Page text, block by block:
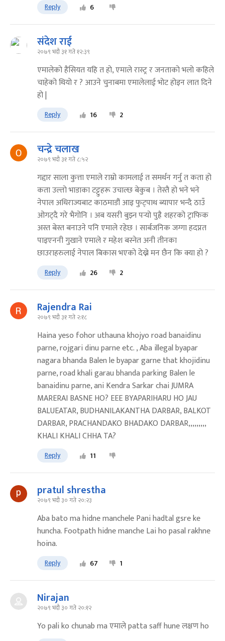
Reply 6
संदेश राई
२०७९ भदौ ३१ गते १२:३९
एमालेको हैसियत यहि त हो, एमाले रास्ट्र र जनताको भलो कहिले
चाहेको थियो र ? आउने चुनाबमा एमालेलाई भोट होइन लात दिने
हो |
Reply 16 2
चन्द्रे चलाख
२०७९ भदौ ३१ गते ८:५२
गद्दार साला कुत्ता एमाले राम्रो कामलाई त समर्थन गर्नु त कता हो
कता उल्तो भाडाका टट्टुहरू उचाल्छ बेकुब । तेस्तै हो भने भने
नेपाल अधिराज्यबाट काठमाडौं आइ फुट्पाथ ब्यापार भन्दै ठाउँ
ओगट्दै गरे भैगोनि । अब यसरी बुझ्न पर्‍यो पुह्रै शहरको ट्राफिक
अस्त बेस्त बनाउने पनि एमाले रहेछ । सार्बजनिक जग्गा हदप्नत
पाइएननी गुखाने एमाले र महेश बस्नेत अनी तीनका
छाउराहरुलाई नेपाल बिकास भएको देख्ने मन छैन कि क्या हो ?
Reply 26 2
Rajendra Rai
२०७९ भदौ ३१ गते २:१८
Haina yeso fohor uthauna khojyo road banaidinu
parne, rojgari dinu parne etc. , Aba illegal byapar
nagara bhanda Balen le byapar garne that khojidinu
parne, road khali garau bhanda parking Balen le
banaidinu parne, ani Kendra Sarkar chai JUMRA
MARERAI BASNE HO? EEE BYAPARIHARU HO JAU
BALUEATAR, BUDHANILAKANTHA DARBAR, BALKOT
DARBAR, PRACHANDAKO BHADAKO DARBAR,,,,,,,,,
KHALI KHALI CHHA TA?
Reply 11
pratul shrestha
२०७९ भदौ ३० गते २०:२३
Aba bato ma hidne manchele Pani hadtal gsre ke
huncha. Footpath hidne manche Lai ho pasal rakhne
hoina.
Reply 67 1
Nirajan
२०७९ भदौ ३० गते २०:१२
Yo pali ko chunab ma एमाले patta saff hune लक्षण ho